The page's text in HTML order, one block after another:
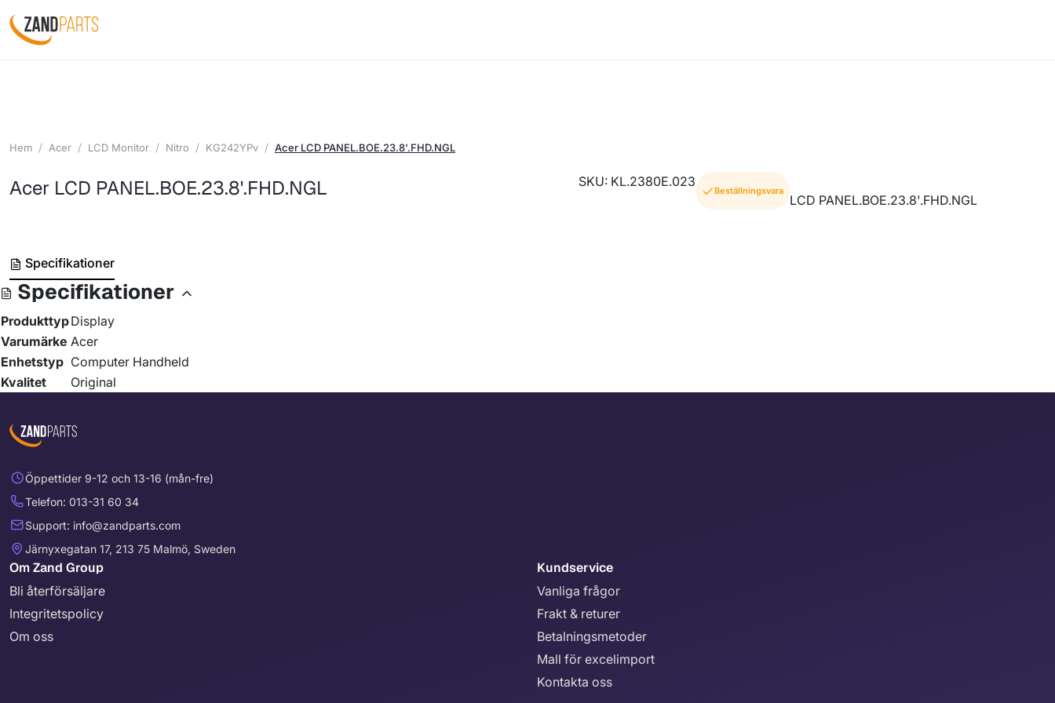
Hem Acer LCD Monitor Nitro KG242YPv Acer LCD PANEL.BOE.23.8'.FHD.NGL
Acer LCD PANEL.BOE.23.8'.FHD.NGL SKU: KL.2380E.023
Beställningsvara
LCD PANEL.BOE.23.8'.FHD.NGL
Specifikationer
Specifikationer
ProdukttypDisplay
Varumärke Acer
Enhetstyp Computer Handheld
Kvalitet
Original
Öppettider 9-12 och 13-16 (mån-fre)
Telefon: 013-31 60 34
Support: info@zandparts.com
Järnyxegatan 17, 213 75 Malmö, Sweden
Om Zand Group
Bli återförsäljare
Integritetspolicy
Om oss
Kundservice
Vanliga frågor
Frakt & returer
Betalningsmetoder
Mall för excelimport
Kontakta oss